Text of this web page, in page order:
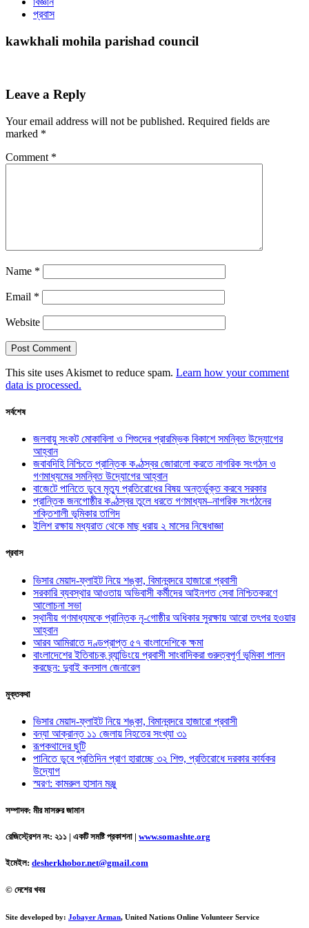
প্রবাস
kawkhali mohila parishad council
Leave a Reply
Your email address will not be published. Required fields are
marked *
Comment *
Name *
Email *
Website
This site uses Akismet to reduce spam. Learn how your comment
data is processed.
সর্বশেষ
জলবায়ু সংকট মোকাবিলা ও শিশুদের প্রারম্ভিক বিকাশে সমন্বিত উদ্যোগের
আহ্বান
জবাবদিহি নিশ্চিতে প্রান্তিক কণ্ঠস্বর জোরালো করতে নাগরিক সংগঠন ও
গণমাধ্যমের সমন্বিত উদ্যোগের আহ্বান
বাজেটে পানিতে ডুবে মৃত্যু প্রতিরোধের বিষয় অন্তর্ভুক্ত করবে সরকার
প্রান্তিক জনগোষ্ঠীর কণ্ঠস্বর তুলে ধরতে গণমাধ্যম–নাগরিক সংগঠনের
শক্তিশালী ভূমিকার তাগিদ
ইলিশ রক্ষায় মধ্যরাত থেকে মাছ ধরায় ২ মাসের নিষেধাজ্ঞা
প্রবাস
ভিসার মেয়াদ-ফ্লাইট নিয়ে শঙ্কা, বিমানবন্দরে হাজারো প্রবাসী
সরকারি ব্যবস্থার আওতায় অভিবাসী কর্মীদের আইনগত সেবা নিশ্চিতকরণে
আলোচনা সভা
স্থানীয় গণমাধ্যমকে প্রান্তিক নৃ-গোষ্ঠীর অধিকার সুরক্ষায় আরো তৎপর হওয়ার
আহ্বান
আরব আমিরাতে দণ্ডপ্রাপ্ত ৫৭ বাংলাদেশিকে ক্ষমা
বাংলাদেশের ইতিবাচক ব্র্যান্ডিংয়ে প্রবাসী সাংবাদিকরা গুরুত্বপূর্ণ ভূমিকা পালন
করছেন: দুবাই কনসাল জেনারেল
মুক্তকথা
ভিসার মেয়াদ-ফ্লাইট নিয়ে শঙ্কা, বিমানবন্দরে হাজারো প্রবাসী
বন্যা আক্রান্ত ১১ জেলায় নিহতের সংখ্যা ৩১
রূপকথাদের ছুটি
পানিতে ডুবে প্রতিদিন প্রাণ হারাচ্ছে ৩২ শিশু, প্রতিরোধে দরকার কার্যকর
উদ্যোগ
স্মরণ: কামরুল হাসান মঞ্জু
সম্পাদক: মীর মাসরুর জামান
রেজিস্ট্রেশন নং: ২১১ | একটি সমষ্টি প্রকাশনা | www.somashte.org
ইমেইল: desherkhobor.net@gmail.com
© দেশের খবর
Site developed by: Jobayer Arman, United Nations Online Volunteer Service